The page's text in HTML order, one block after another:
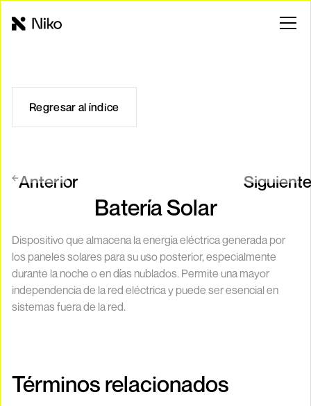
Regresar al índice
Anterior Siguiente
Batería Solar
Dispositivo que almacena la energía eléctrica generada por
los paneles solares para su uso posterior, especialmente
durante la noche o en días nublados. Permite una mayor
independencia de la red eléctrica y puede ser esencial en
sistemas fuera de la red.
Términos relacionados